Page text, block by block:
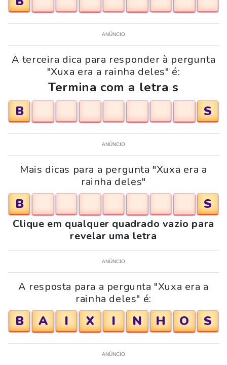
ANÚNCIO
A terceira dica para responder à pergunta
"Xuxa era a rainha deles" é:
Termina com a letra s
B
S
ANÚNCIO
Mais dicas para a pergunta "Xuxa era a
rainha deles"
B S
Clique em qualquer quadrado vazio para
revelar uma letra
ANÚNCIO
A resposta para a pergunta "Xuxa era a
rainha deles" é:
B A I X I N H O S
ANÚNCIO